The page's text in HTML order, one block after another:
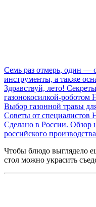
Семь раз отмерь, один —
инструменты, а также
Здравствуй, лето!
газонокосилкой-роботом
Выбор газонной травы
Советы от специалистов
Сделано в России. Обзор
российского
Чтобы блюдо выглядело
стол можно украсить